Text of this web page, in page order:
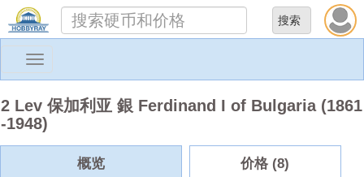
Toggle
2 Lev 保加利亚 銀 Ferdinand I of Bulgaria (1861
-1948)
概览 价格 (8)